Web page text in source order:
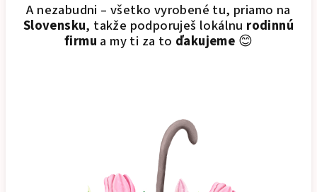
A nezabudni – všetko vyrobené tu, priamo na
Slovensku, takže podporuješ lokálnu rodinnú
firmu a my ti za to ďakujeme 😊